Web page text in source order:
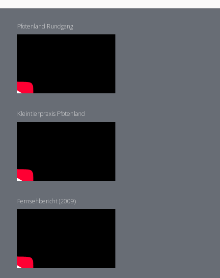
Pfotenland Rundgang
Kleintierpraxis Pfotenland
Fernsehbericht (2009)